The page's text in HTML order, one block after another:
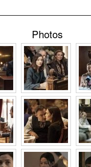
Photos